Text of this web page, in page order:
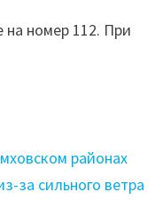
на номер 112. При
районах
за сильного ветра